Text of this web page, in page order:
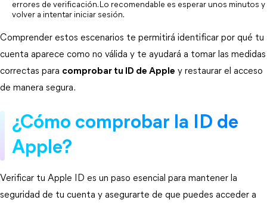
errores de verificación. Lo recomendable es esperar unos minutos y
volver a intentar iniciar sesión.
Comprender estos escenarios te permitirá identificar por qué tu
cuenta aparece como no válida y te ayudará a tomar las medidas
correctas para comprobar tu ID de Apple y restaurar el acceso
de manera segura.
¿Cómo comprobar la ID de
Apple?
Verificar tu Apple ID es un paso esencial para mantener la
seguridad de tu cuenta y asegurarte de que puedes acceder a